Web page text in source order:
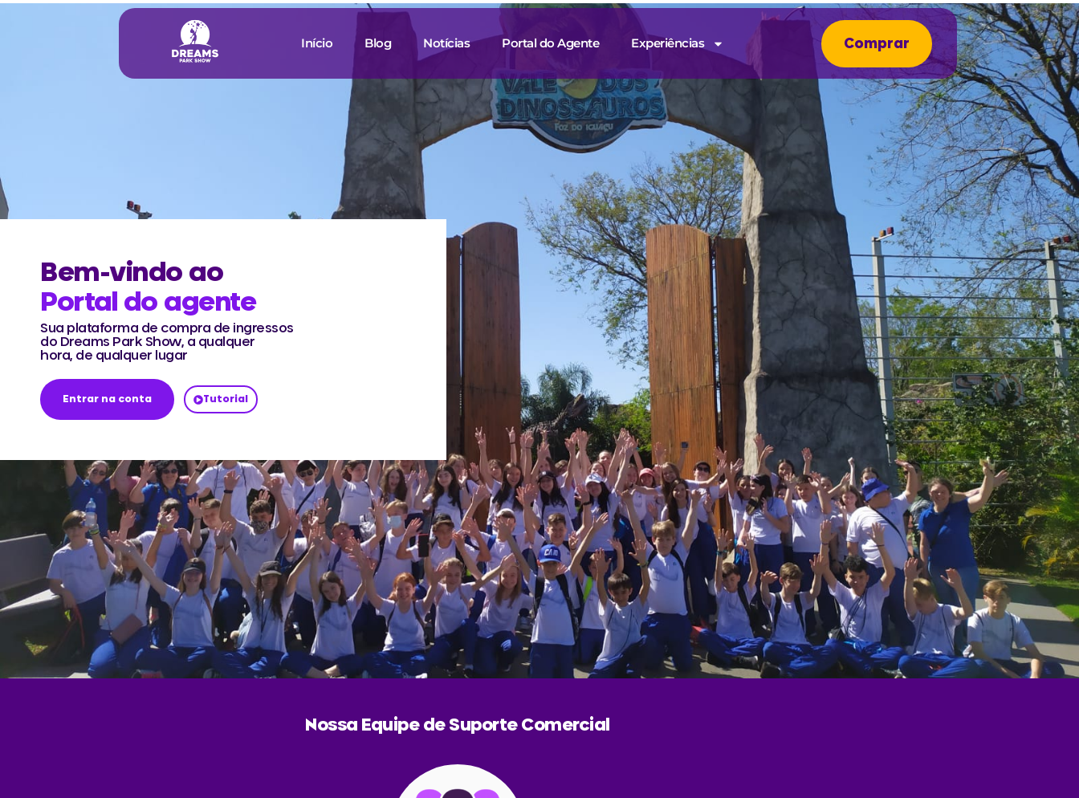
Início Blog Notícias Portal do Agente Experiências Comprar
Bem-vindo ao
Portal do agente
​​Sua plataforma de compra de ingressos
do Dreams Park Show, a qualquer
hora, de qualquer lugar
Entrar na conta Tutorial
Nossa Equipe de Suporte Comercial